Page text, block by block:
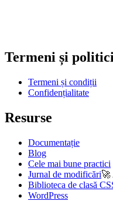
Termeni și politici
Termeni și condiții
Confidențialitate
Resurse
Documentație
Blog
Cele mai bune practici
Jurnal de modificări🚀
Biblioteca de clasă
WordPress